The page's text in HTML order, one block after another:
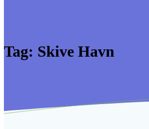
Tag: Skive Havn